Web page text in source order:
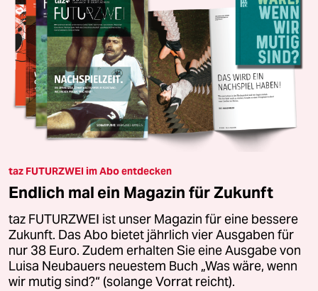
taz FUTURZWEI im Abo entdecken
Endlich mal ein Magazin für Zukunft
taz FUTURZWEI ist unser Magazin für eine bessere
Zukunft. Das Abo bietet jährlich vier Ausgaben für
nur 38 Euro. Zudem erhalten Sie eine Ausgabe von
Luisa Neubauers neuestem Buch „Was wäre, wenn
wir mutig sind?“ (solange Vorrat reicht).